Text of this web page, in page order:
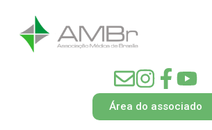
Área do associado